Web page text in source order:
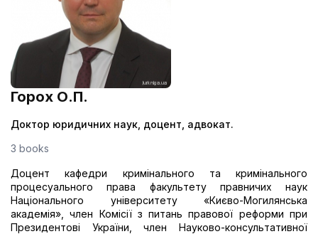
Горох О.П.
Доктор юридичних наук, доцент, адвокат.
3 books
Доцент кафедри кримінального та кримінального
процесуального права факультету правничих наук
Національного університету «Києво-Могилянська
академія», член Комісії з питань правової реформи при
Президентові України, член Науково-консультативної